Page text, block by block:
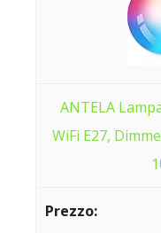
ANTELA
WiFi E27,